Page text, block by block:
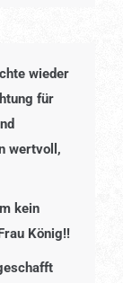
wieder
für
wertvoll,
kein
König!!